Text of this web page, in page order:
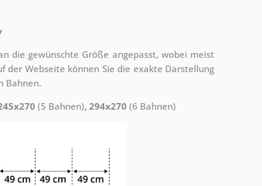
die gewünschte Größe angepasst, wobei meist
der Webseite können Sie die exakte Darstellung
Bahnen.
(5 Bahnen), 294x270 (6 Bahnen)